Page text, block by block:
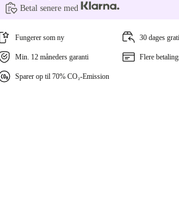
Betal senere med
Fungerer som ny 30 dages
Min. 12 måneders garanti Flere
Sparer op til 70% CO₂-Emission